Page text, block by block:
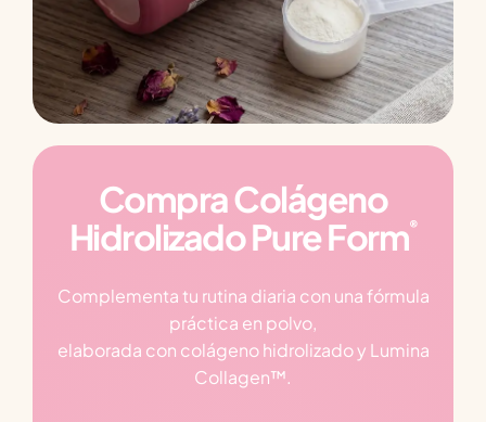
Compra Colágeno
Hidrolizado Pure Form®
Complementa tu rutina diaria con una fórmula
práctica en polvo,
elaborada con colágeno hidrolizado y Lumina
Collagen™.